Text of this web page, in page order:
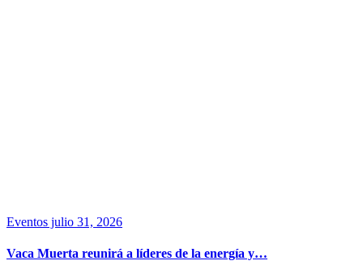
Eventos julio 31, 2026
Vaca Muerta reunirá a líderes de la energía y…